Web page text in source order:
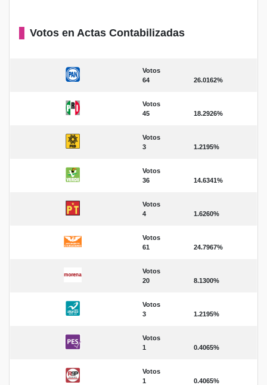
Votos en Actas Contabilizadas
Votos
64
26.0162%
Votos
45
18.2926%
Votos
3
1.2195%
Votos
36
14.6341%
Votos
4
1.6260%
Votos
61
24.7967%
Votos
20
8.1300%
Votos
3
1.2195%
Votos
1
0.4065%
Votos
1
0.4065%